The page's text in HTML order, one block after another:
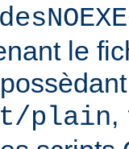
le
plain,